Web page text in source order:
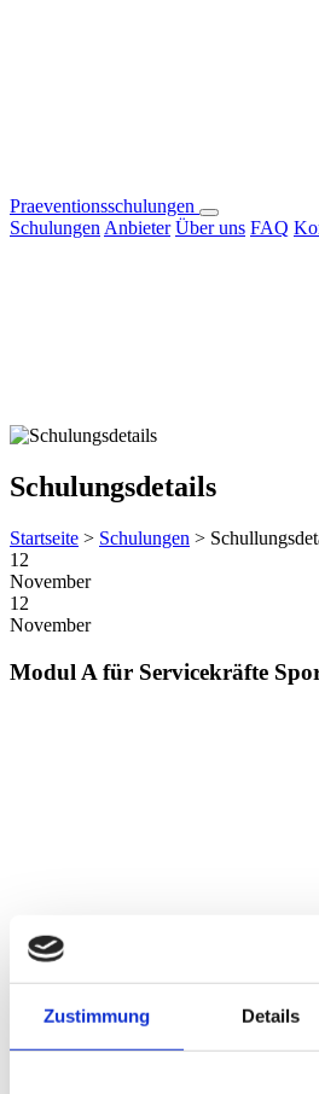
Zustimmung Details
Praeventionsschulungen
Schulungen Anbieter Über uns FAQ
Schulungsdetails
Startseite > Schulungen >
12
November
12
November
Modul A für Servicekräfte